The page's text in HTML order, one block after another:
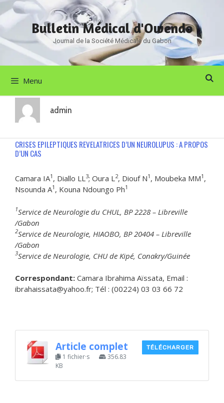
Aller
au
contenu
Bulletin Médical d'Owendo
Journal de la Société Médicale du Gabon
Menu
admin
CRISES EPILEPTIQUES REVELATRICES D’UN NEUROLUPUS : A PROPOS
D’UN CAS
Camara IA1 , Diallo LL3; Oura L2, Diouf N1 , Moubeka MM1 ,
Nsounda A1 , Kouna Ndoungo Ph1
1Service de Neurologie du CHUL, BP 2228 – Libreville
/Gabon
2Service de Neurologie, HIAOBO, BP 20404 – Libreville
/Gabon
3Service de Neurologie, CHU de Kipé, Conakry/Guinée
Correspondant: Camara Ibrahima Aїssata, Email :
ibrahaissata@yahoo.fr; Tél : (00224) 03 03 66 72
Article complet
1 fichier·s
356.83
KB
TÉLÉCHARGER